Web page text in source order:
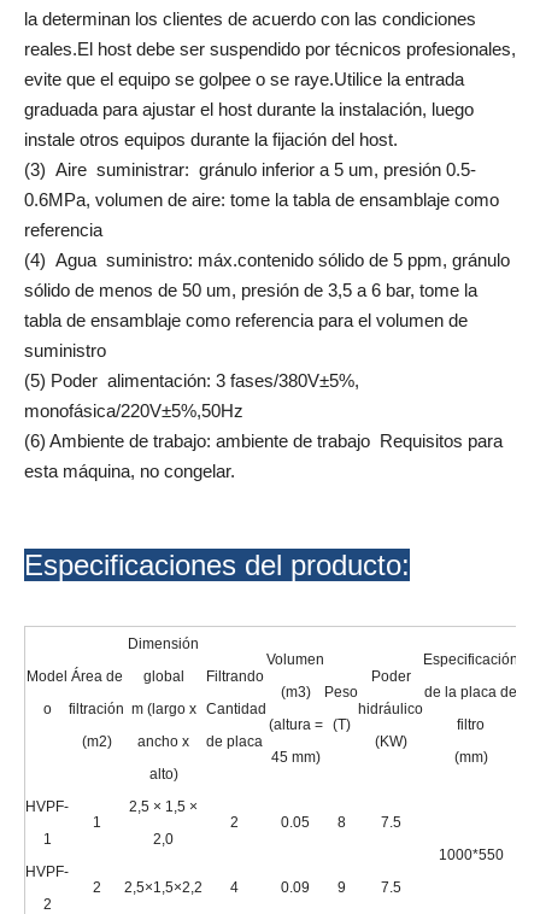
la determinan los clientes de acuerdo con las condiciones
reales.El host debe ser suspendido por técnicos profesionales,
evite que el equipo se golpee o se raye.Utilice la entrada
graduada para ajustar el host durante la instalación, luego
instale otros equipos durante la fijación del host.
(3) Aire suministrar: gránulo inferior a 5 um, presión 0.5-
0.6MPa, volumen de aire: tome la tabla de ensamblaje como
referencia
(4) Agua suministro: máx.contenido sólido de 5 ppm, gránulo
sólido de menos de 50 um, presión de 3,5 a 6 bar, tome la
tabla de ensamblaje como referencia para el volumen de
suministro
(5) Poder alimentación: 3 fases/380V±5%,
monofásica/220V±5%,50Hz
(6) Ambiente de trabajo: ambiente de trabajo Requisitos para
esta máquina, no congelar.
Especificaciones del producto:
Model
o
Área de
filtración
(m2)
Dimensión
global
m (largo x
ancho x
alto)
Filtrando
Cantidad
de placa
Volumen
(m3)
(altura =
45 mm)
Peso
(T)
Poder
hidráulico
(KW)
Especificación
de la placa de
filtro
(mm)
HVPF-
1
1
2,5 × 1,5 ×
2,0
2 0.05 8
7.5
1000*550
HVPF-
2
2 2,5×1,5×2,2 4 0.09 9 7.5